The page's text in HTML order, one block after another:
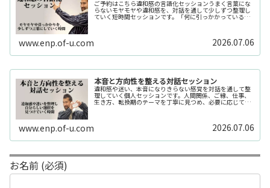
ご予約はこちら違和感の言語化セッションうまく言葉にな
らないモヤモヤや違和感を、対話を通して少しずつ整理し
ていく短時間セッションです。「何に引っかかっているの
www.enp.of-u.com 2026.07.06
本音と方向性を整える対話セッション
違和感や迷い、本音になりきらない感覚を対話を通して整
理していく個人セッションです。人間関係、ご縁、仕事、
生き方、転換期のテーマを丁寧に見つめ、必要に応じてカ
www.enp.of-u.com 2026.07.06
お名前 (必須)